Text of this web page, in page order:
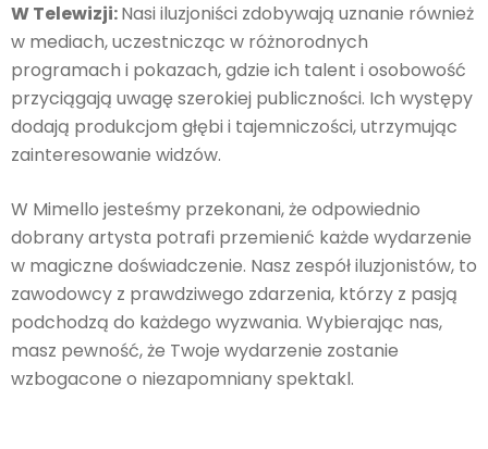
W Telewizji:Nasi iluzjoniści zdobywają uznanie również
w mediach, uczestnicząc w różnorodnych
programach i pokazach, gdzie ich talent i osobowość
przyciągają uwagę szerokiej publiczności. Ich występy
dodają produkcjom głębi i tajemniczości, utrzymując
zainteresowanie widzów.
W Mimello jesteśmy przekonani, że odpowiednio
dobrany artysta potrafi przemienić każde wydarzenie
w magiczne doświadczenie. Nasz zespół iluzjonistów, to
zawodowcy z prawdziwego zdarzenia, którzy z pasją
podchodzą do każdego wyzwania. Wybierając nas,
masz pewność, że Twoje wydarzenie zostanie
wzbogacone o niezapomniany spektakl.